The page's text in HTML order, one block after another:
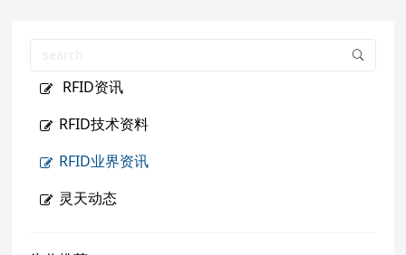
RFID资讯
RFID技术资料
RFID业界资讯
灵天动态